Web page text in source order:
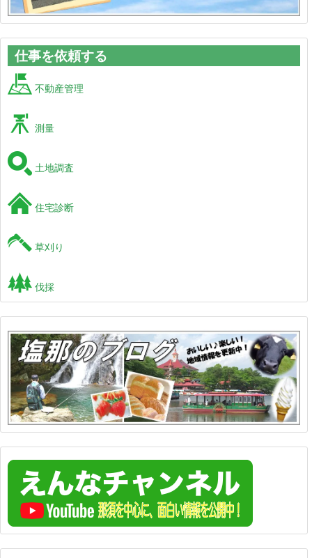
仕事を依頼する
不動産管理
測量
土地調査
住宅診断
草刈り
伐採